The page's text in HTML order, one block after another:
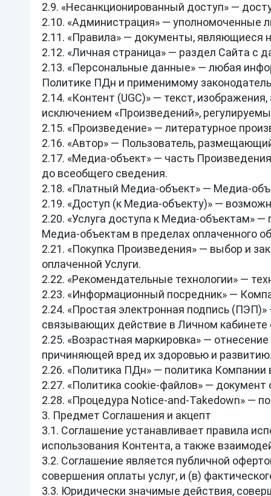
2.9. «Несанкционированный доступ» —
2.10. «Администрация» — уполномоченные
2.11. «Правила» — документы, являющиеся
2.12. «Личная страница» — раздел Сайта с
2.13. «Персональные данные» — любая
Политике ПДн и применимому
2.14. «Контент (UGC)» — текст,
исключением «Произведений»,
2.15. «Произведение» — литературное
2.16. «Автор» — Пользователь,
2.17. «Медиа‑объект» — часть
до всеобщего сведения.
2.18. «Платный Медиа‑объект» —
2.19. «Доступ (к Медиа‑объекту)» —
2.20. «Услуга доступа к Медиа‑объектам»
Медиа‑объектам в пределах оплаченного
2.21. «Покупка Произведения» — выбор и
оплаченной Услуги.
2.22. «Рекомендательные технологии» —
2.23. «Информационный посредник» —
2.24. «Простая электронная подпись
связывающих действие в Личном кабинете
2.25. «Возрастная маркировка» —
причиняющей вред их здоровью и развитию.
2.26. «Политика ПДн» — политика
2.27. «Политика cookie‑файлов» —
2.28. «Процедура Notice‑and‑Takedown» —
3. Предмет Соглашения и акцепт
3.1. Соглашение устанавливает правила
использования Контента, а также
3.2. Соглашение является публичной
совершения оплаты услуг, и (в)
3.3. Юридически значимые действия,